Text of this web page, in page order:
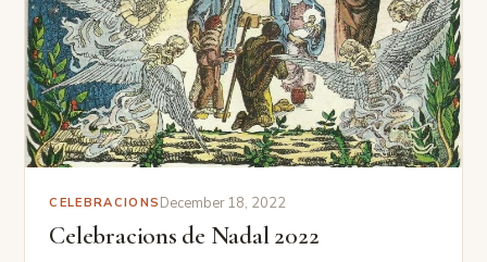
CELEBRACIONS December 18, 2022
Celebracions de Nadal 2022